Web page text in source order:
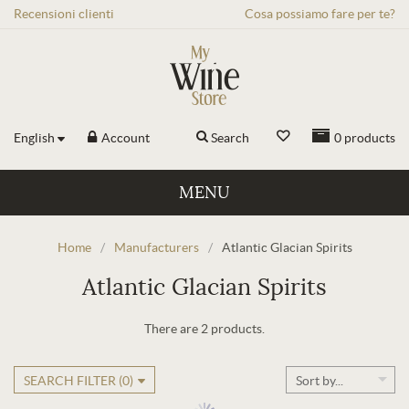
Recensioni clienti Cosa possiamo fare per te?
English Account 0 products
Search
MENU
Home / Manufacturers / Atlantic Glacian Spirits
Atlantic Glacian Spirits
There are 2 products.
SEARCH FILTER (0) Sort by...